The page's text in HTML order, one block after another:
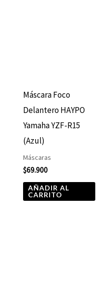
Máscara Foco
Delantero HAYPO
Yamaha YZF-R15
(Azul)
Máscaras
$69.900
AÑADIR AL
CARRITO